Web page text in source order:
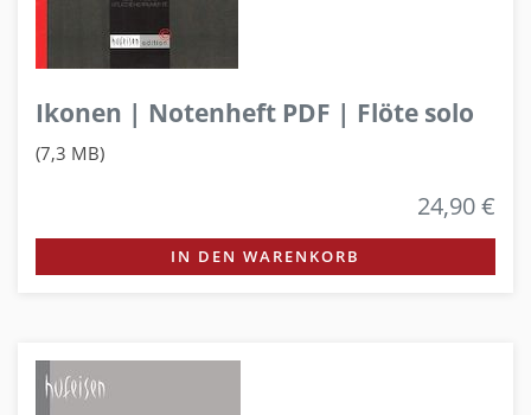
Ikonen | Notenheft PDF | Flöte solo
(7,3 MB)
24,90 €
IN DEN WARENKORB